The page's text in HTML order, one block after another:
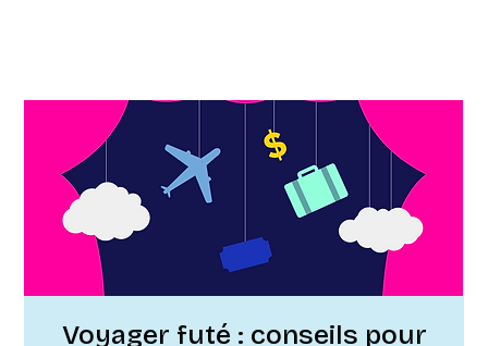
Voyager futé : conseils pour